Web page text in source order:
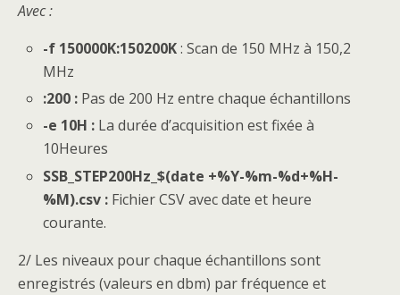
Avec :
-f 150000K:150200K: Scan de 150 MHz à 150,2
MHz
:200 : Pas de 200 Hz entre chaque échantillons
-e 10H : La durée d’acquisition est fixée à
10Heures
SSB_STEP200Hz_$(date +%Y-%m-%d+%H-
%M).csv : Fichier CSV avec date et heure
courante.
2/ Les niveaux pour chaque échantillons sont
enregistrés (valeurs en dbm) par fréquence et